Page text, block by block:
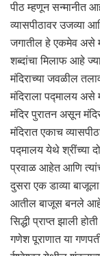
पीठ म्हणून सन्मानीत
व्यासपीठावर उजव्या
जगातील हे एकमेव असे
शब्दांचा मिलाफ आहे
मंदिराच्या जवळील
मंदिराला पद्मालय
मंदिर पुरातन असून
मंदिरात एकाच
पद्मालय येथे श्रींच्या
प्रवाळ आहेत आणि
दुसरा एक डाव्या
आतील बाजूस बनले आहे.
सिद्धी प्राप्त झाली
गणेश पूराणात या